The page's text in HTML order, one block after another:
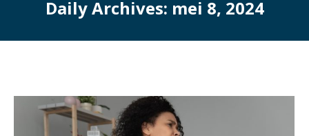
Daily Archives: mei 8, 2024